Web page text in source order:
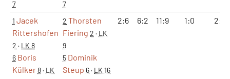
7
7
1 Jacek
Rittershofen
2 · LK 8
6 Boris
Külker8· LK
2 Thorsten
Fiering 2 · LK
9
5 Dominik
Steup 6· LK 16
2:6 6:2 11:9 1:0 2:1